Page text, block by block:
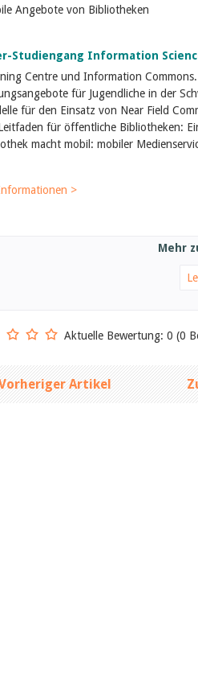
Angebote von Bibliotheken
Studiengang Information
Centre und Information
für Jugendliche in der
für den Einsatz von Near Field
für öffentliche Bibliotheken:
macht mobil: mobiler
>
Mehr
Aktuelle Bewertung: 0 (0
Artikel